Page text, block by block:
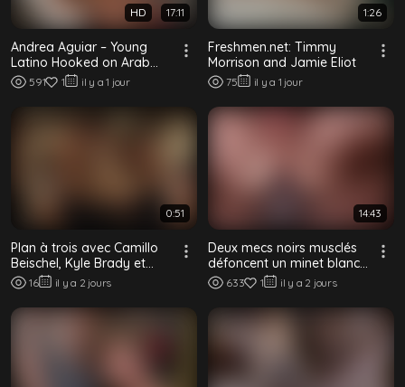
HD 17:11
Andrea Aguiar – Young
Latino Hooked on Arab
Guys 1 : Un minet svelte
baisé barebac...
591 1 il y a 1 jour
1:26
Freshmen.net: Timmy
Morrison and Jamie Eliot
75 il y a 1 jour
0:51
Plan à trois avec Camillo
Beischel, Kyle Brady et
Johnny Eilish
16 il y a 2 jours
14:43
Deux mecs noirs musclés
défoncent un minet blanc
svelte – Plan à trois
interracial
633 1 il y a 2 jours